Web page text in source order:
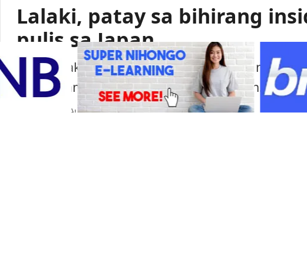
Lalaki, patay sa bihirang
pulis sa Japan
Isang lalaki ang nasawi matapos barilin ng
ng paggamit ng baril ng pulisya sa Japan.
August 6, 2026